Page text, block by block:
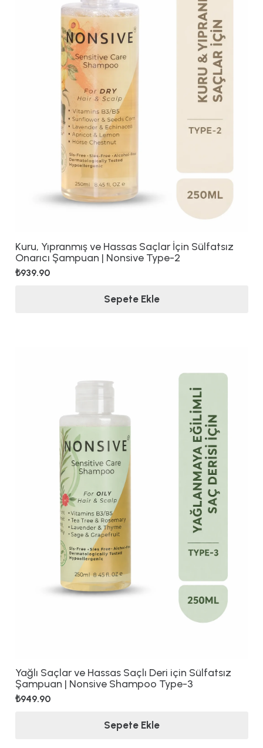
Kuru, Yıpranmış ve Hassas Saçlar İçin Sülfatsız
Onarıcı Şampuan | Nonsive Type-2
₺939.90
Sepete Ekle
Yağlı Saçlar ve Hassas Saçlı Deri için Sülfatsız
Şampuan | Nonsive Shampoo Type-3
₺949.90
Sepete Ekle